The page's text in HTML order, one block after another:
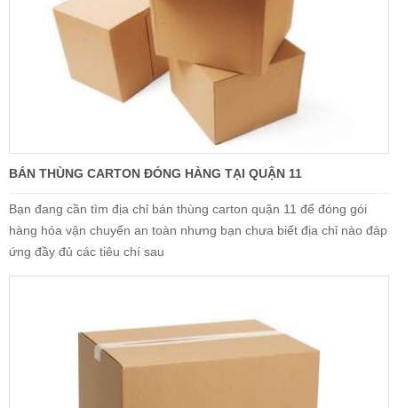
BÁN THÙNG CARTON ĐÓNG HÀNG TẠI QUẬN 11
Bạn đang cần tìm địa chỉ bán thùng carton quận 11 để đóng gói
hàng hóa vận chuyển an toàn nhưng bạn chưa biết địa chỉ nào đáp
ứng đầy đủ các tiêu chí sau